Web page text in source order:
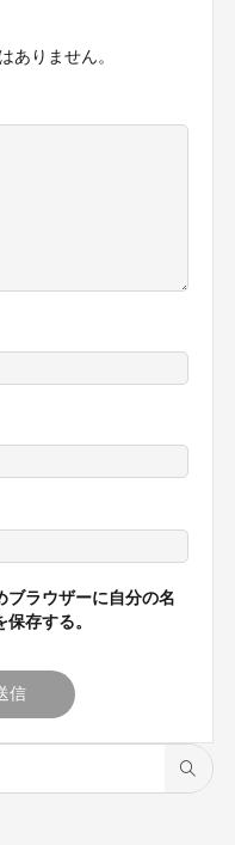
ありません。
ブラウザーに自分の名
存する。